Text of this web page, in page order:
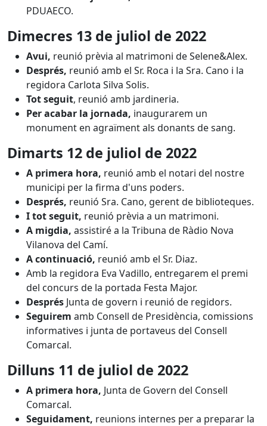
PDUAECO.
Dimecres 13 de juliol de 2022
Avui, reunió prèvia al matrimoni de Selene&Alex.
Després, reunió amb el Sr. Roca i la Sra. Cano i la
regidora Carlota Silva Solis.
Tot seguit, reunió amb jardineria.
Per acabar la jornada, inaugurarem un
monument en agraïment als donants de sang.
Dimarts 12 de juliol de 2022
A primera hora, reunió amb el notari del nostre
municipi per la firma d'uns poders.
Després, reunió Sra. Cano, gerent de biblioteques.
I tot seguit, reunió prèvia a un matrimoni.
A migdia, assistiré a la Tribuna de Ràdio Nova
Vilanova del Camí.
A continuació, reunió amb el Sr. Diaz.
Amb la regidora Eva Vadillo, entregarem el premi
del concurs de la portada Festa Major.
Després Junta de govern i reunió de regidors.
Seguirem amb Consell de Presidència, comissions
informatives i junta de portaveus del Consell
Comarcal.
Dilluns 11 de juliol de 2022
A primera hora, Junta de Govern del Consell
Comarcal.
Seguidament, reunions internes per a preparar la